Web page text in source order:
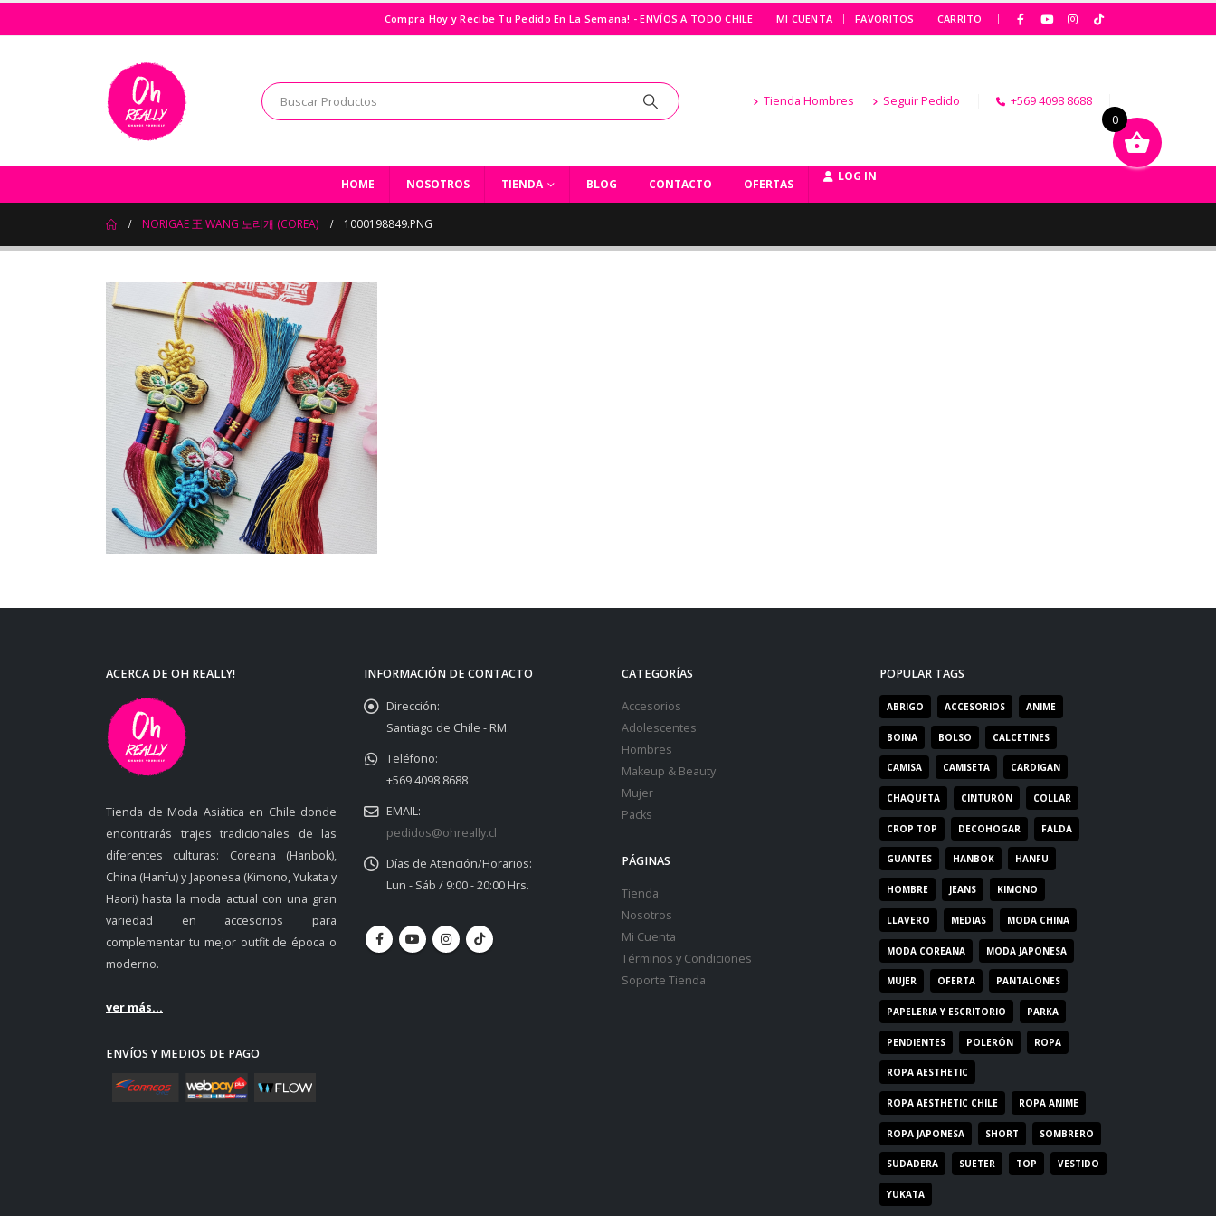
Compra Hoy y Recibe Tu Pedido En La Semana! - ENVÍOS A TODO CHILE | MI CUENTA FAVORITOS CARRITO |
Tienda Hombres Seguir Pedido +569 4098 8688
HOME NOSOTROS TIENDA BLOG CONTACTO OFERTAS
LOG IN
NORIGAE 王 WANG 노리개 (COREA) 1000198849.PNG
ACERCA DE OH REALLY!
Tienda de Moda Asiática en Chile donde
encontrarás trajes tradicionales de las
diferentes culturas: Coreana (Hanbok),
China (Hanfu) y Japonesa (Kimono, Yukata y
Haori) hasta la moda actual con una gran
variedad en accesorios para
complementar tu mejor outfit de época o
moderno.
ver más...
ENVÍOS Y MEDIOS DE PAGO
INFORMACIÓN DE CONTACTO
Dirección:
Santiago de Chile - RM.
Teléfono:
+569 4098 8688
EMAIL:
pedidos@ohreally.cl
Días de Atención/Horarios:
Lun - Sáb / 9:00 - 20:00 Hrs.
CATEGORÍAS
Accesorios
Adolescentes
Hombres
Makeup & Beauty
Mujer
Packs
PÁGINAS
Tienda
Nosotros
Mi Cuenta
Términos y Condiciones
Soporte Tienda
POPULAR TAGS
ABRIGO ACCESORIOS ANIME
BOINA BOLSO CALCETINES
CAMISA CAMISETA CARDIGAN
CHAQUETA CINTURÓN COLLAR
CROP TOP DECOHOGAR FALDA
GUANTES HANBOK HANFU
HOMBRE JEANS KIMONO
LLAVERO MEDIAS MODA CHINA
MODA COREANA MODA JAPONESA
MUJER OFERTA PANTALONES
PAPELERIA Y ESCRITORIO PARKA
PENDIENTES POLERÓN ROPA
ROPA AESTHETIC
ROPA AESTHETIC CHILE ROPA ANIME
ROPA JAPONESA SHORT SOMBRERO
SUDADERA SUETER TOP VESTIDO
YUKATA
0